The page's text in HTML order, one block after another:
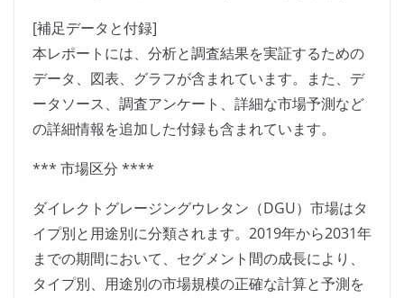
[補足データと付録]
本レポートには、分析と調査結果を実証するための
データ、図表、グラフが含まれています。また、デ
ータソース、調査アンケート、詳細な市場予測など
の詳細情報を追加した付録も含まれています。
*** 市場区分 ****
ダイレクトグレージングウレタン（DGU）市場はタ
イプ別と用途別に分類されます。2019年から2031年
までの期間において、セグメント間の成長により、
タイプ別、用途別の市場規模の正確な計算と予測を